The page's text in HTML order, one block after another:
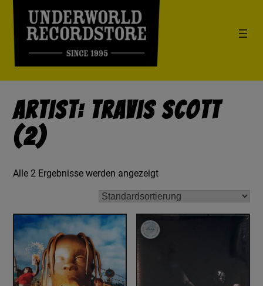
Artist: Travis Scott
(2)
Alle 2 Ergebnisse werden angezeigt